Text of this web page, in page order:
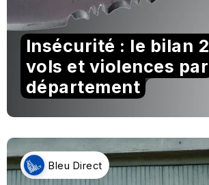
Insécurité : le bilan
vols et violences par
département
Bleu Direct